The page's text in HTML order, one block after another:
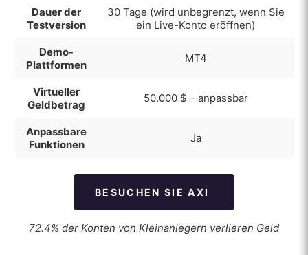
Vorteile:
Dauer der
Testversion
30 Tage (wird unbegrenzt, wenn Sie
ein Live-Konto eröffnen)
Demo-
Plattformen
MT4
Virtueller
Geldbetrag
50.000 $ – anpassbar
Anpassbare
Funktionen
Ja
BESUCHEN SIE AXI
72.4% der Konten von Kleinanlegern verlieren Geld